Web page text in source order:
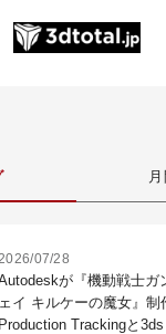
2026/07/28
が『機動戦士ガ
ェイ キルケーの魔女』
Production Trackingと3ds